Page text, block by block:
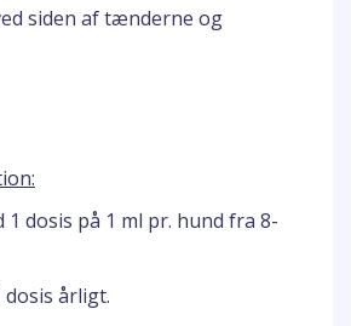
siden af tænderne og
1 dosis på 1 ml pr. hund fra 8-
dosis årligt.